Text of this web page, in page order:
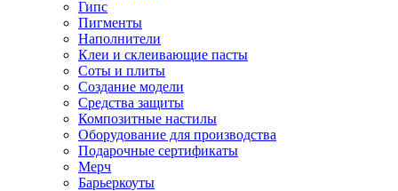
Гипс
Пигменты
Наполнители
Клеи и склеивающие пасты
Соты и плиты
Создание модели
Средства защиты
Композитные настилы
Оборудование для производства
Подарочные сертификаты
Мерч
Барьеркоуты